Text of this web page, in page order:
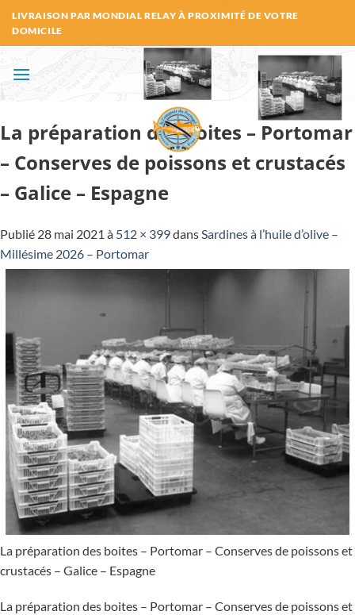
Passer
au
contenu
LIVRAISON PAR MONDIAL RELAY À PROXIMITÉ DE VOTRE
DOMICILE
La préparation des boites – Portomar
– Conserves de poissons et crustacés
– Galice – Espagne
Publié 28 mai 2021 à 512 × 399dansSardines à l’huile d’olive –
Millésime 2026 – Portomar
La préparation des boites – Portomar – Conserves de poissons et
crustacés – Galice – Espagne
La préparation des boites – Portomar – Conserves de poissons et